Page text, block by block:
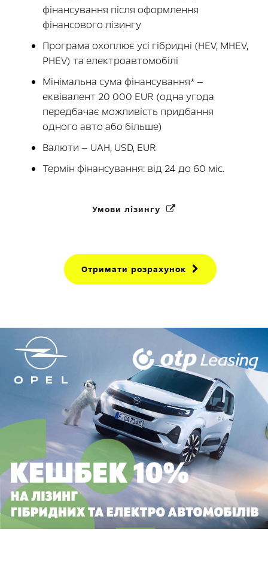
фінансування після оформлення
фінансового лізингу
Програма охоплює усі гібридні (HEV, MHEV,
PHEV) та електроавтомобілі
Мінімальна сума фінансування* —
еквівалент 20 000 EUR (одна угода
передбачає можливість придбання
одного авто або більше)
Валюти — UAH, USD, EUR
Термін фінансування: від 24 до 60 міс.
Умови лізингу
Отримати розрахунок